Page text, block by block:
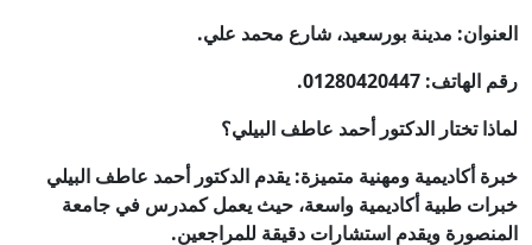
العنوان: مدينة بورسعيد، شارع محمد علي.
رقم الهاتف: 01280420447.
لماذا تختار الدكتور أحمد عاطف البيلي؟
خبرة أكاديمية ومهنية متميزة: يقدم الدكتور أحمد عاطف البيلي
خبرات طبية أكاديمية واسعة، حيث يعمل كمدرس في جامعة
المنصورة ويقدم استشارات دقيقة للمراجعين.